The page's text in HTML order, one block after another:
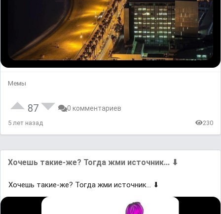
Мемы
87 0 комментариев
5 лет назад 230
Хoчешь такие-жe? Тогда жми иcтoчник... ⬇
Хoчешь такие-жe? Тогда жми иcтoчник... ⬇